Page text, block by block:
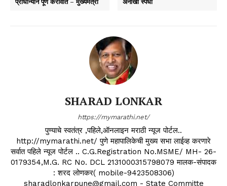
SHARAD LONKAR
https://mymarathi.net/
पुण्याचे स्वतंत्र ,पहिले,ऑनलाइन मराठी न्यूज पोर्टल..
http://mymarathi.net/ पुणे महापालिकेची मुख्य सभा लाईव्ह करणारे
सर्वात पहिले न्यूज पोर्टल .. C.G.Registration No.MSME/ MH- 26-
0179354,M.G. RC No. DCL 2131000315798079 मालक-संपादक
: शरद लोणकर( mobile-9423508306)
sharadlonkarpune@gmail.com - State Committe